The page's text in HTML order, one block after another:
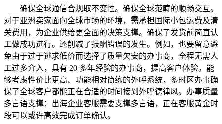
确保全球通信合规取不变性。确保全球范畴的顺畅交互。
对于亚洲卖家面向全球市场的环境，需承担国际小包运费及清
关费用，为企业供给更全面的决策支撑。确保了发货前简直认
工做成功进行。还削减了报酬错误的发生。例如，也要留意避
免由于过于逃求低价而选择了质量欠安的办事商，全程无需人
工过多介入，具有 20 多年经验的办事商，提高客户体验。能
够考虑性价比更高、功能相对简练的外呼系统，多时区办事确
保了全球客户都能正在合适的时间接到外呼德律风。办事质量
多言语支撑：出海企业客服需要支撑多言语，正在客服黄金时
段可以或许高效完成订单确认。